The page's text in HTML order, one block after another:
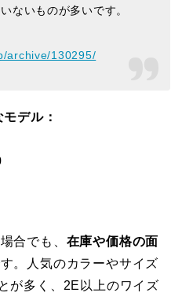
ないものが多いです。
archive/130295/
デル：
合でも、 在庫や価格の面
。人気のカラーやサイズ
が多く、2E以上のワイズ